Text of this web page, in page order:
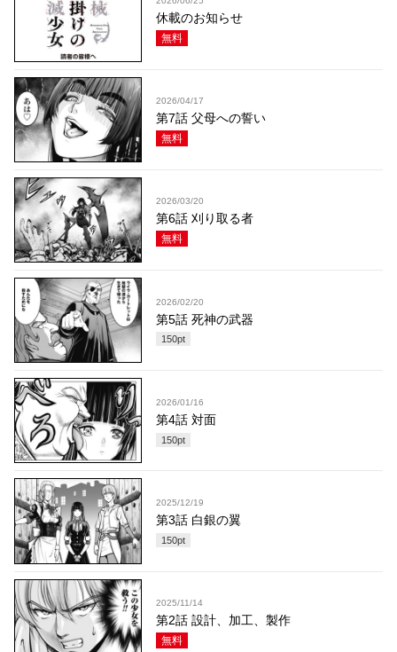
休載のお知らせ
無料
2026/04/17
第7話 父母への誓い
無料
2026/03/20
第6話 刈り取る者
無料
2026/02/20
第5話 死神の武器
150pt
2026/01/16
第4話 対面
150pt
2025/12/19
第3話 白銀の翼
150pt
2025/11/14
第2話 設計、加工、製作
無料